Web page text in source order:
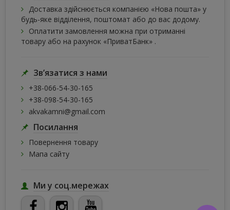
Доставка здійснюється компанією «Нова пошта» у
будь-яке відділення, поштомат або до вас додому.
Оплатити замовлення можна при отриманні
товару або на рахунок «ПриватБанк» .
Зв’язатися з нами
+38-066-54-30-165
+38-098-54-30-165
akvakamni@gmail.com
Посилання
Повернення товару
Мапа сайту
Ми у соц.мережах